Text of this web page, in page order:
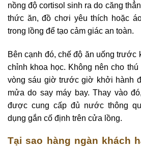
nồng độ cortisol sinh ra do căng
thức ăn, đồ chơi yêu thích hoặc
trong lồng để tạo cảm giác an toàn.
Bên cạnh đó, chế độ ăn uống trước
chỉnh khoa học. Không nên cho
vòng sáu giờ trước giờ khởi hành
mửa do say máy bay. Thay vào
được cung cấp đủ nước thông
dụng gắn cố định trên cửa lồng.
Tại sao hàng ngàn khách